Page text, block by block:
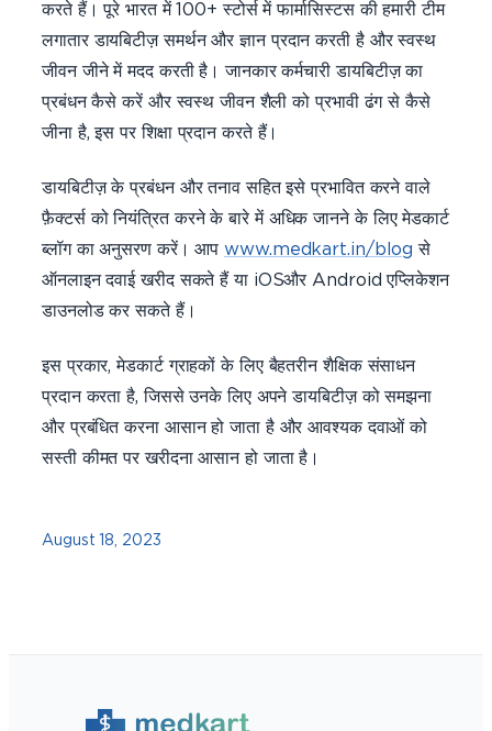
करते हैं। पूरे भारत में 100+ स्टोर्स में फार्मासिस्टस की हमारी टीम
लगातार डायबिटीज़ समर्थन और ज्ञान प्रदान करती है और स्वस्थ
जीवन जीने में मदद करती है। जानकार कर्मचारी डायबिटीज़ का
प्रबंधन कैसे करें और स्वस्थ जीवन शैली को प्रभावी ढंग से कैसे
जीना है, इस पर शिक्षा प्रदान करते हैं।
डायबिटीज़ के प्रबंधन और तनाव सहित इसे प्रभावित करने वाले
फ़ैक्टर्स को नियंत्रित करने के बारे में अधिक जानने के लिए मेडकार्ट
ब्लॉग का अनुसरण करें। आपwww.medkart.in/blog से
ऑनलाइन दवाई खरीद सकते हैं या iOSऔर Android एप्लिकेशन
डाउनलोड कर सकते हैं।
इस प्रकार, मेडकार्ट ग्राहकों के लिए बैहतरीन शैक्षिक संसाधन
प्रदान करता है, जिससे उनके लिए अपने डायबिटीज़ को समझना
और प्रबंधित करना आसान हो जाता है और आवश्यक दवाओं को
सस्ती कीमत पर खरीदना आसान हो जाता है।
August 18, 2023